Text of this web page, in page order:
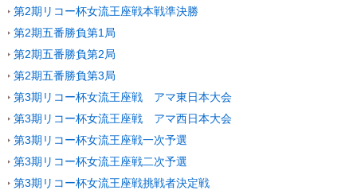
第2期リコー杯女流王座戦本戦準決勝
第2期五番勝負第1局
第2期五番勝負第2局
第2期五番勝負第3局
第3期リコー杯女流王座戦 アマ東日本大会
第3期リコー杯女流王座戦 アマ西日本大会
第3期リコー杯女流王座戦一次予選
第3期リコー杯女流王座戦二次予選
第3期リコー杯女流王座戦挑戦者決定戦